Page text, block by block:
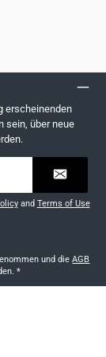
erscheinenden
sein, über neue
and Terms of Use
und dieAGB
*